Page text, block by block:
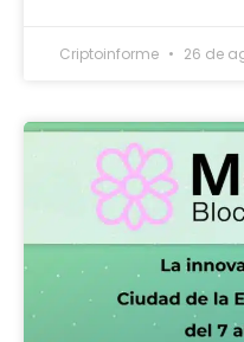
Criptoinforme 26 de